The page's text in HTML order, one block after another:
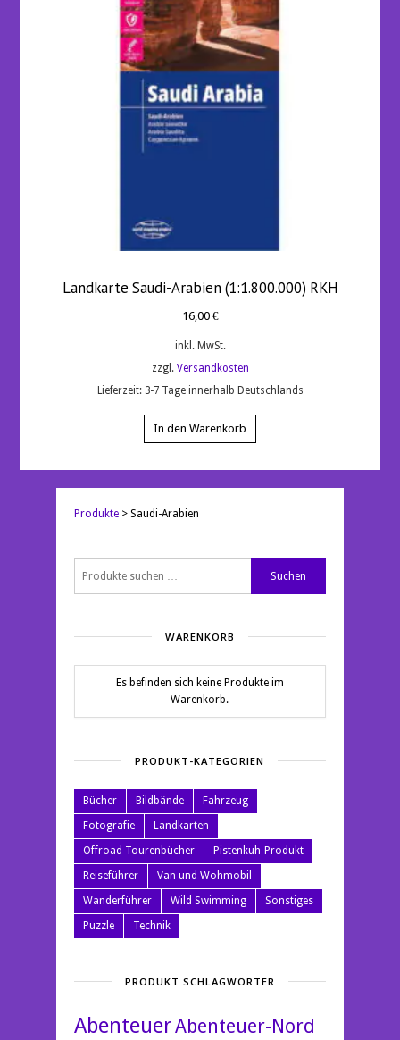
Landkarte Saudi-Arabien (1:1.800.000) RKH
16,00 €
inkl. MwSt.
zzgl. Versandkosten
Lieferzeit: 3-7 Tage innerhalb Deutschlands
In den Warenkorb
Produkte> Saudi-Arabien
nach:
Suchen
WARENKORB
Es befinden sich keine Produkte im
Warenkorb.
PRODUKT-KATEGORIEN
Bücher Bildbände
Fahrzeug
Fotografie
Landkarten
Offroad Tourenbücher
Pistenkuh-Produkt
Reiseführer
Van und Wohmobil
Wanderführer
Wild Swimming
Sonstiges
Puzzle
Technik
PRODUKT SCHLAGWÖRTER
AbenteuerAbenteuer-Nord